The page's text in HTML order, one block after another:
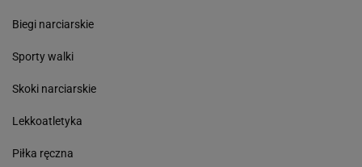
Biegi narciarskie
Sporty walki
Skoki narciarskie
Lekkoatletyka
Piłka ręczna